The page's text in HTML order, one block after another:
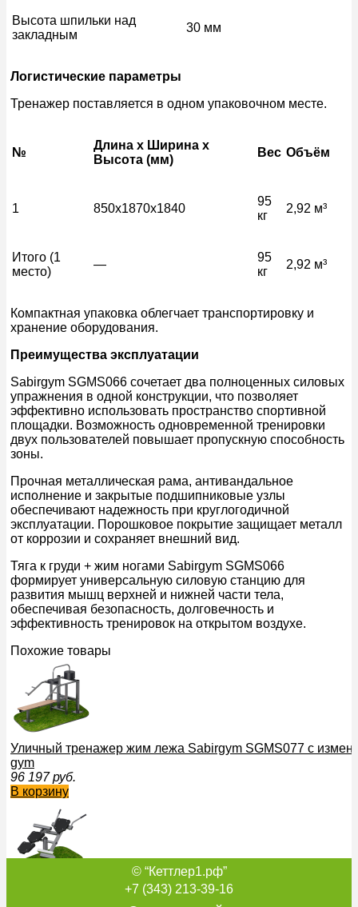
Высота шпильки над
закладным
30 мм
Логистические параметры
Тренажер поставляется в одном упаковочном месте.
№
Длина x Ширина x
Высота (мм)
Вес Объём
1 850x1870x1840
95
кг
2,92 м³
Итого (1
место)
—
95
кг
2,92 м³
Компактная упаковка облегчает транспортировку и
хранение оборудования.
Преимущества эксплуатации
Sabirgym SGMS066 сочетает два полноценных силовых
упражнения в одной конструкции, что позволяет
эффективно использовать пространство спортивной
площадки. Возможность одновременной тренировки
двух пользователей повышает пропускную способность
зоны.
Прочная металлическая рама, антивандальное
исполнение и закрытые подшипниковые узлы
обеспечивают надежность при круглогодичной
эксплуатации. Порошковое покрытие защищает металл
от коррозии и сохраняет внешний вид.
Тяга к груди + жим ногами Sabirgym SGMS066
формирует универсальную силовую станцию для
развития мышц верхней и нижней части тела,
обеспечивая безопасность, долговечность и
эффективность тренировок на открытом воздухе.
Похожие товары
Уличный тренажер жим лежа Sabirgym SGMS077 с
gym
96 197 руб.
В корзину
Тренажер для улицы Скамья для пресса +
© “Кеттлер1.рф”
+7 (343) 213-39-16